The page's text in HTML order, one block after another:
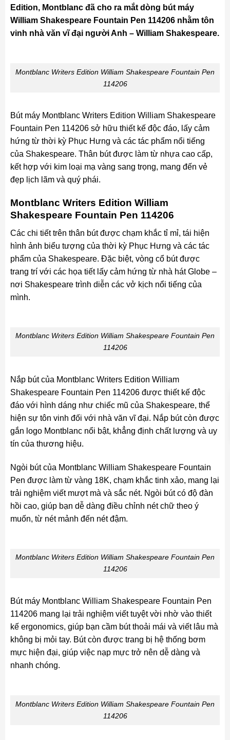
Edition, Montblanc đã cho ra mắt dòng bút máy
William Shakespeare Fountain Pen 114206 nhằm tôn
vinh nhà văn vĩ đại người Anh – William Shakespeare.
Montblanc Writers Edition William Shakespeare Fountain Pen
114206
Bút máy Montblanc Writers Edition William Shakespeare
Fountain Pen 114206 sở hữu thiết kế độc đáo, lấy cảm
hứng từ thời kỳ Phục Hưng và các tác phẩm nổi tiếng
của Shakespeare. Thân bút được làm từ nhựa cao cấp,
kết hợp với kim loại mạ vàng sang trọng, mang đến vẻ
đẹp lịch lãm và quý phái.
Montblanc Writers Edition William
Shakespeare Fountain Pen 114206
Các chi tiết trên thân bút được chạm khắc tỉ mỉ, tái hiện
hình ảnh biểu tượng của thời kỳ Phục Hưng và các tác
phẩm của Shakespeare. Đặc biệt, vòng cổ bút được
trang trí với các họa tiết lấy cảm hứng từ nhà hát Globe –
nơi Shakespeare trình diễn các vở kịch nổi tiếng của
mình.
Montblanc Writers Edition William Shakespeare Fountain Pen
114206
Nắp bút của Montblanc Writers Edition William
Shakespeare Fountain Pen 114206 được thiết kế độc
đáo với hình dáng như chiếc mũ của Shakespeare, thể
hiện sự tôn vinh đối với nhà văn vĩ đại. Nắp bút còn được
gắn logo Montblanc nổi bật, khẳng định chất lượng và uy
tín của thương hiệu.
Ngòi bút của Montblanc William Shakespeare Fountain
Pen được làm từ vàng 18K, chạm khắc tinh xảo, mang lại
trải nghiệm viết mượt mà và sắc nét. Ngòi bút có độ đàn
hồi cao, giúp bạn dễ dàng điều chỉnh nét chữ theo ý
muốn, từ nét mảnh đến nét đậm.
Montblanc Writers Edition William Shakespeare Fountain Pen
114206
Bút máy Montblanc William Shakespeare Fountain Pen
114206 mang lại trải nghiệm viết tuyệt vời nhờ vào thiết
kế ergonomics, giúp bạn cầm bút thoải mái và viết lâu mà
không bị mỏi tay. Bút còn được trang bị hệ thống bơm
mực hiện đại, giúp việc nạp mực trở nên dễ dàng và
nhanh chóng.
Montblanc Writers Edition William Shakespeare Fountain Pen
114206